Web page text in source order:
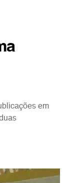
em